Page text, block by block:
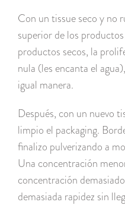
Con un tissue seco y no
superior de los
productos secos, la
nula (les encanta el
igual manera.
Después, con un nuevo
limpio el packaging.
finalizo pulverizando a
Una concentración
concentración
demasiada rapidez sin